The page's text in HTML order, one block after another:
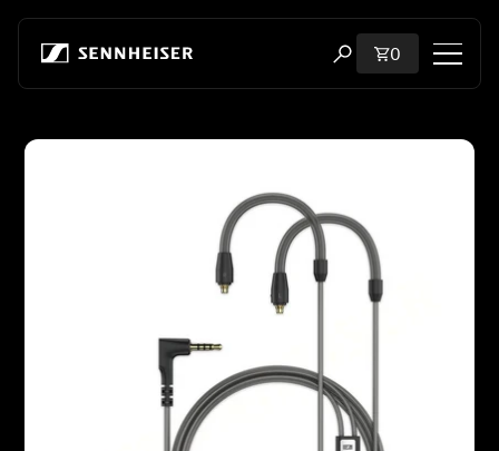
打开搜索弹出窗口
购物车内商
0
跳至产品信息